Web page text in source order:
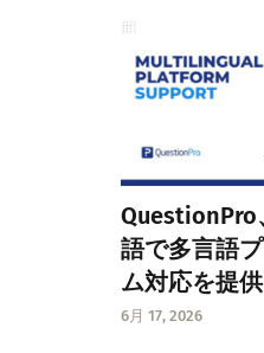
QuestionPro
語で多言語
ム対応を提供
6月 17, 2026